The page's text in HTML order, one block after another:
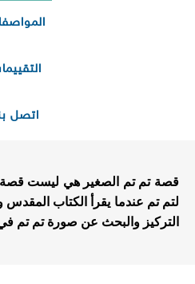
اتصل
قصة تم تم الصغير هي ليست
لتم تم عندما يقرأ الكتاب
التركيز والبحث عن صورة تم تم